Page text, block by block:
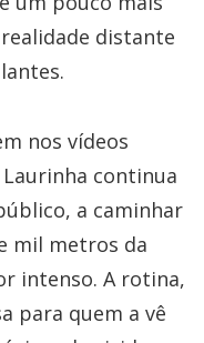
distante
nos vídeos
continua
a caminhar
mil metros da
intenso. A rotina,
para quem a vê